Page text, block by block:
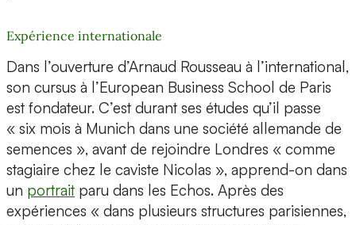
Expérience internationale
Dans l’ouverture d’Arnaud Rousseau à l’international,
son cursus à l’European Business School de Paris
est fondateur. C’est durant ses études qu’il passe
« six mois à Munich dans une société allemande de
semences », avant de rejoindre Londres « comme
stagiaire chez le caviste Nicolas », apprend-on dans
un portrait paru dans les Echos. Après des
expériences « dans plusieurs structures parisiennes,